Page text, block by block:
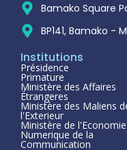
Bamako Square
BP141, Bamako -
Institutions
Présidence
Primature
Ministère des Affaires
Étrangeres
Ministère des Maliens
l'Exterieur
Ministère de l'Economie
Numerique de la
Communication